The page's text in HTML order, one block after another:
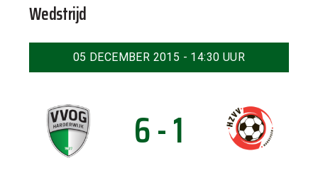
Wedstrijd
05 DECEMBER 2015 - 14:30 UUR
6 - 1